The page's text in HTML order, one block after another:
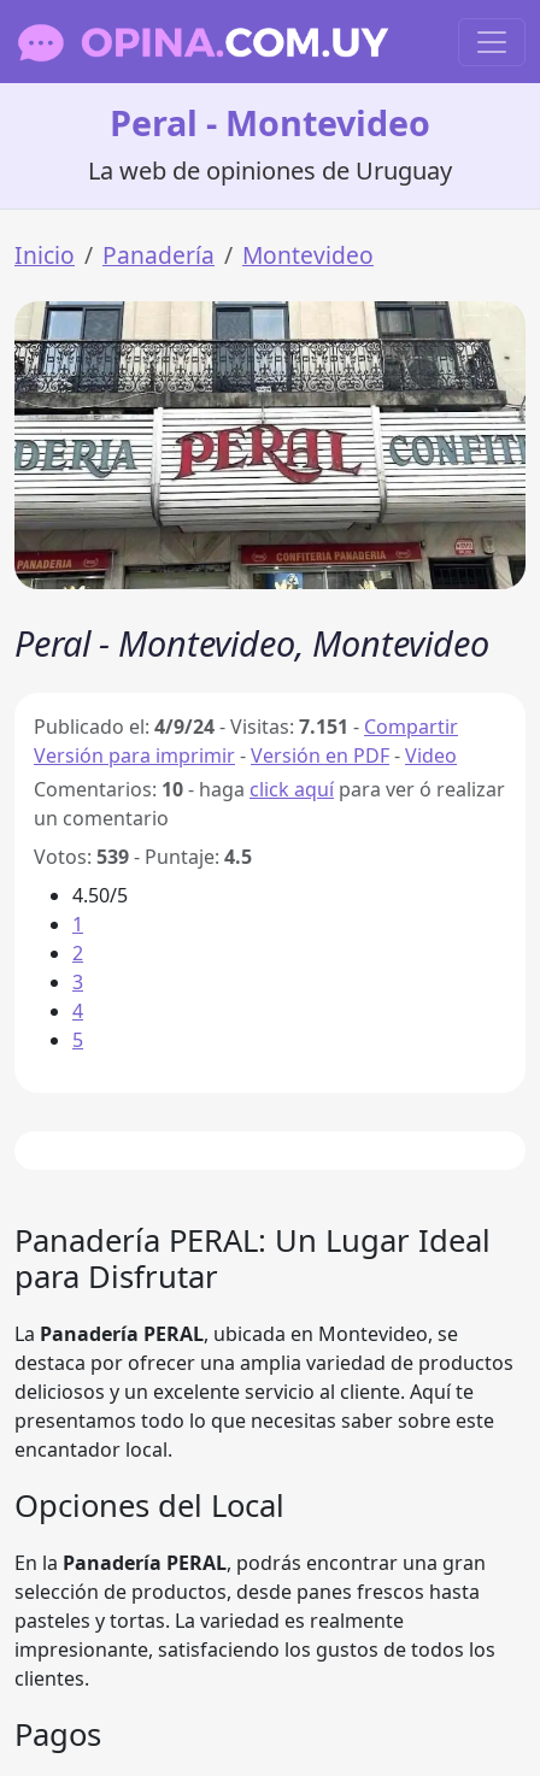
Peral - Montevideo
La web de opiniones de Uruguay
Inicio Panadería Montevideo
Peral - Montevideo, Montevideo
Publicado el: 4/9/24-Visitas: 7.151 - Compartir
Versión para imprimir-Versión en PDF-Video
Comentarios: 10- haga click aquí para ver ó realizar
un comentario
Votos: 539- Puntaje: 4.5
4.50/5
1
2
3
4
5
Panadería PERAL: Un Lugar Ideal
para Disfrutar
La Panadería PERAL, ubicada en Montevideo, se
destaca por ofrecer una amplia variedad de productos
deliciosos y un excelente servicio al cliente. Aquí te
presentamos todo lo que necesitas saber sobre este
encantador local.
Opciones del Local
En la Panadería PERAL, podrás encontrar una gran
selección de productos, desde panes frescos hasta
pasteles y tortas. La variedad es realmente
impresionante, satisfaciendo los gustos de todos los
clientes.
Pagos